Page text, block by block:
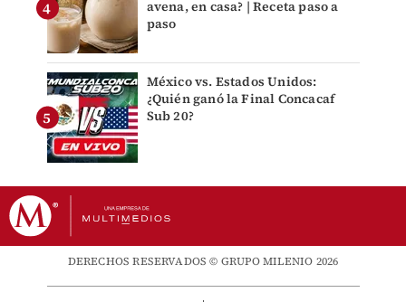
avena, en casa? | Receta paso a
paso
México vs. Estados Unidos:
¿Quién ganó la Final Concacaf
Sub 20?
DERECHOS RESERVADOS © GRUPO MILENIO 2026